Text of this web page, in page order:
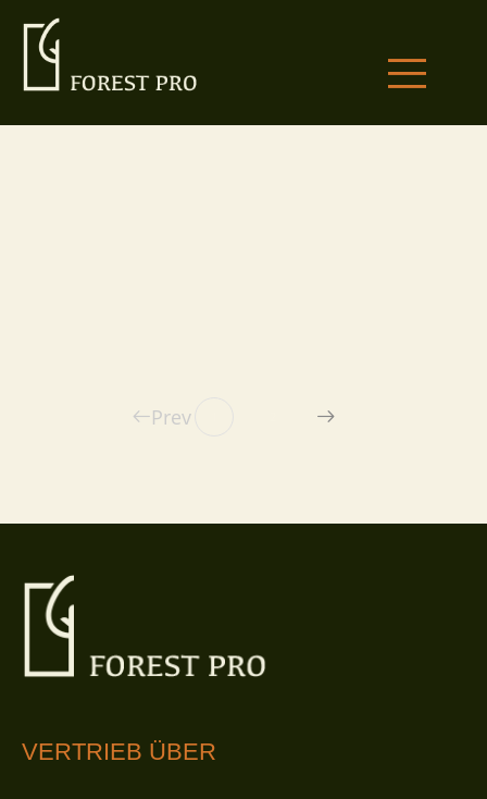
Prev
VERTRIEB ÜBER